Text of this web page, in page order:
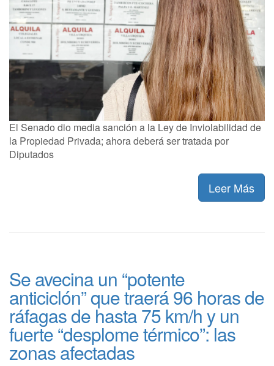
El Senado dio media sanción a la Ley de Inviolabilidad de
la Propiedad Privada; ahora deberá ser tratada por
Diputados
Leer Más
Se avecina un “potente
anticiclón” que traerá 96 horas de
ráfagas de hasta 75 km/h y un
fuerte “desplome térmico”: las
zonas afectadas